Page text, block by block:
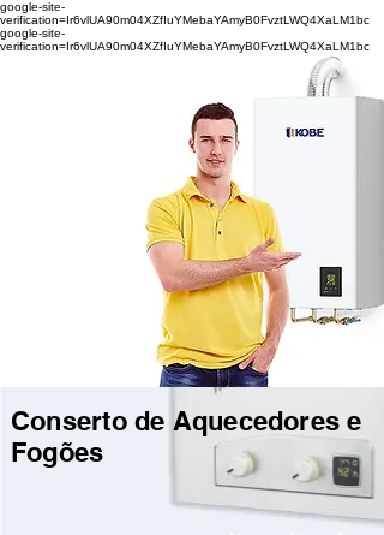
google-site-
verification=Ir6vlUA90m04XZfIuYMebaYAmyB0FvztLWQ4XaLM1bc
google-site-
verification=Ir6vlUA90m04XZfIuYMebaYAmyB0FvztLWQ4XaLM1bc
Conserto de Aquecedores e
Fogões